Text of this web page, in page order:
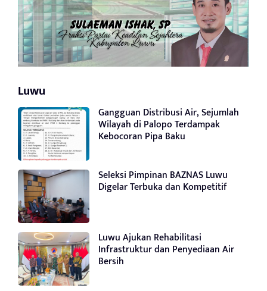
Luwu
Gangguan Distribusi Air, Sejumlah
Wilayah di Palopo Terdampak
Kebocoran Pipa Baku
Seleksi Pimpinan BAZNAS Luwu
Digelar Terbuka dan Kompetitif
Luwu Ajukan Rehabilitasi
Infrastruktur dan Penyediaan Air
Bersih